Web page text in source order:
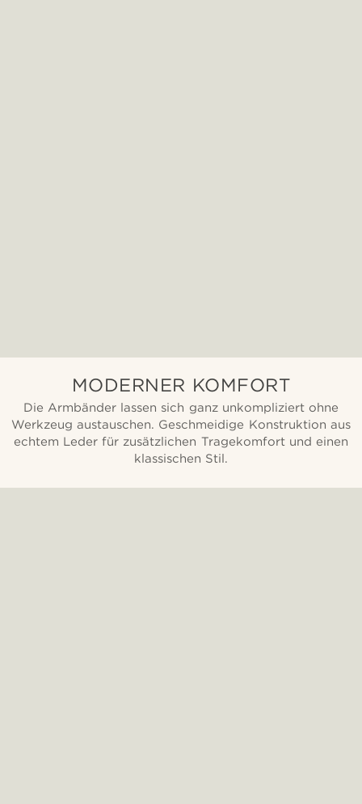
MODERNER KOMFORT
Die Armbänder lassen sich ganz unkompliziert ohne
Werkzeug austauschen. Geschmeidige Konstruktion aus
echtem Leder für zusätzlichen Tragekomfort und einen
klassischen Stil.